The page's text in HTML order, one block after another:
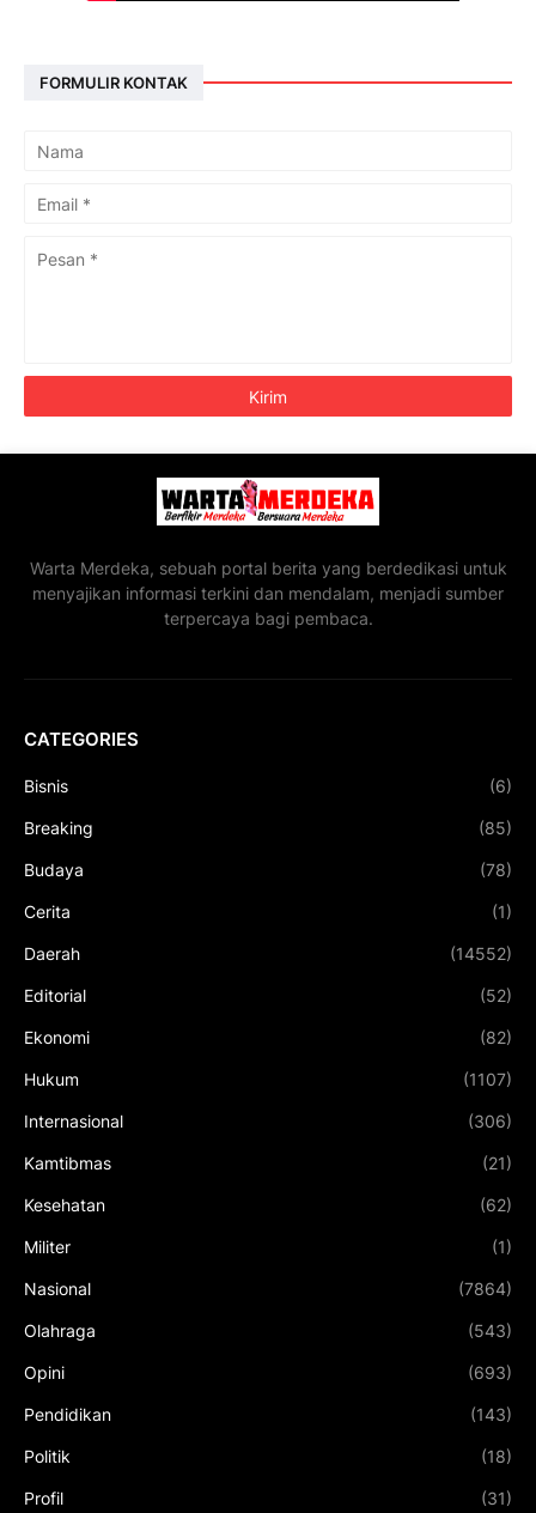
FORMULIR KONTAK
Warta Merdeka, sebuah portal berita yang berdedikasi untuk
menyajikan informasi terkini dan mendalam, menjadi sumber
terpercaya bagi pembaca.
CATEGORIES
Bisnis (6)
Breaking (85)
Budaya (78)
Cerita (1)
Daerah (14552)
Editorial (52)
Ekonomi (82)
Hukum (1107)
Internasional (306)
Kamtibmas (21)
Kesehatan (62)
Militer (1)
Nasional (7864)
Olahraga (543)
Opini (693)
Pendidikan (143)
Politik (18)
Profil (31)